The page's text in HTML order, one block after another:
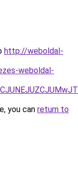
http://weboldal-
weboldal-
you can return to